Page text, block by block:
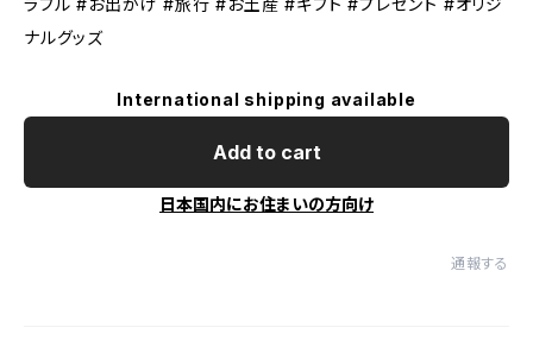
ラフル #お出かけ #旅行 #お土産 #ギフト #プレゼント #オリジ
ナルグッズ
International shipping available
Add to cart
日本国内にお住まいの方向け
通報する